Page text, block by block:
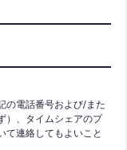
の電話番号および/また
）、タイムシェアのプ
て連絡してもよいこと